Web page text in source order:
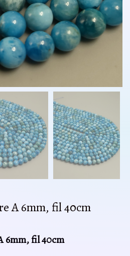
A 6mm, fil 40cm
6mm, fil 40cm